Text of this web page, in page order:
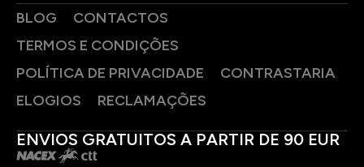
BLOG
CONTACTOS
TERMOS E CONDIÇÕES
POLÍTICA DE PRIVACIDADE
CONTRASTARIA
ELOGIOS
RECLAMAÇÕES
ENVIOS GRATUITOS A PARTIR DE 90 EUR